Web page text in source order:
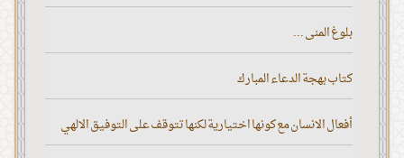
بلوغ المنى ...
كتاب بهجة الدعاء المبارك
أفعال الانسان مع كونها اختيارية لكنها تتوقف على التوفيق الالهي